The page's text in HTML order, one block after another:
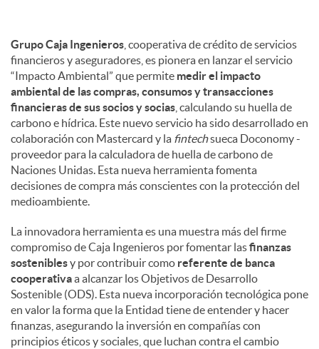
Grupo Caja Ingenieros , cooperativa de crédito de servicios
financieros y aseguradores, es pionera en lanzar el servicio
“Impacto Ambiental” que permite medir el impacto
ambiental de las compras, consumos y transacciones
financieras de sus socios y socias , calculando su huella de
carbono e hídrica. Este nuevo servicio ha sido desarrollado en
colaboración con Mastercard y la fintechsueca Doconomy -
proveedor para la calculadora de huella de carbono de
Naciones Unidas. Esta nueva herramienta fomenta
decisiones de compra más conscientes con la protección del
medioambiente.
La innovadora herramienta es una muestra más del firme
compromiso de Caja Ingenieros por fomentar lasfinanzas
sosteniblesy por contribuir como referente de banca
cooperativaa alcanzar los Objetivos de Desarrollo
Sostenible (ODS). Esta nueva incorporación tecnológica pone
en valor la forma que la Entidad tiene de entender y hacer
finanzas, asegurando la inversión en compañías con
principios éticos y sociales, que luchan contra el cambio